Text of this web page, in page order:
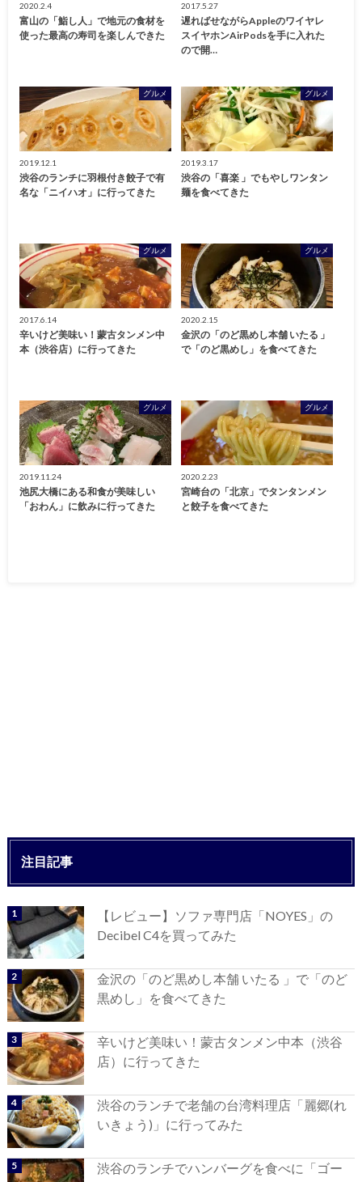
2020.2.4
富山の「鮨し人」で地元の食材を
使った最高の寿司を楽しんできた
2017.5.27
遅ればせながらAppleのワイヤレ
スイヤホンAirPodsを手に入れた
ので開…
グルメ
2019.12.1
渋谷のランチに羽根付き餃子で有
名な「ニイハオ」に行ってきた
グルメ
2019.3.17
渋谷の「喜楽 」でもやしワンタン
麺を食べてきた
グルメ
2017.6.14
辛いけど美味い！蒙古タンメン中
本（渋谷店）に行ってきた
グルメ
2020.2.15
金沢の「のど黒めし本舗 いたる 」
で「のど黒めし」を食べてきた
グルメ
2019.11.24
池尻大橋にある和食が美味しい
「おわん」に飲みに行ってきた
グルメ
2020.2.23
宮崎台の「北京」でタンタンメン
と餃子を食べてきた
注目記事
【レビュー】ソファ専門店「NOYES」の
Decibel C4を買ってみた
金沢の「のど黒めし本舗 いたる 」で「のど
黒めし」を食べてきた
辛いけど美味い！蒙古タンメン中本（渋谷
店）に行ってきた
渋谷のランチで老舗の台湾料理店「麗郷(れ
いきょう)」に行ってみた
渋谷のランチでハンバーグを食べに「ゴー